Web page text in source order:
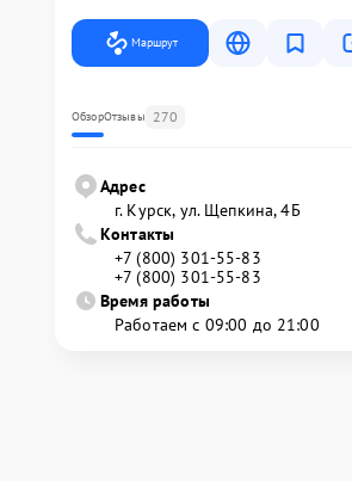
Маршрут
ОбзорОтзывы 270
Адрес
г. Курск, ул. Щепкина, 4Б
Контакты
+7 (800) 301-55-83
+7 (800) 301-55-83
Время работы
Работаем с 09:00 до 21:00